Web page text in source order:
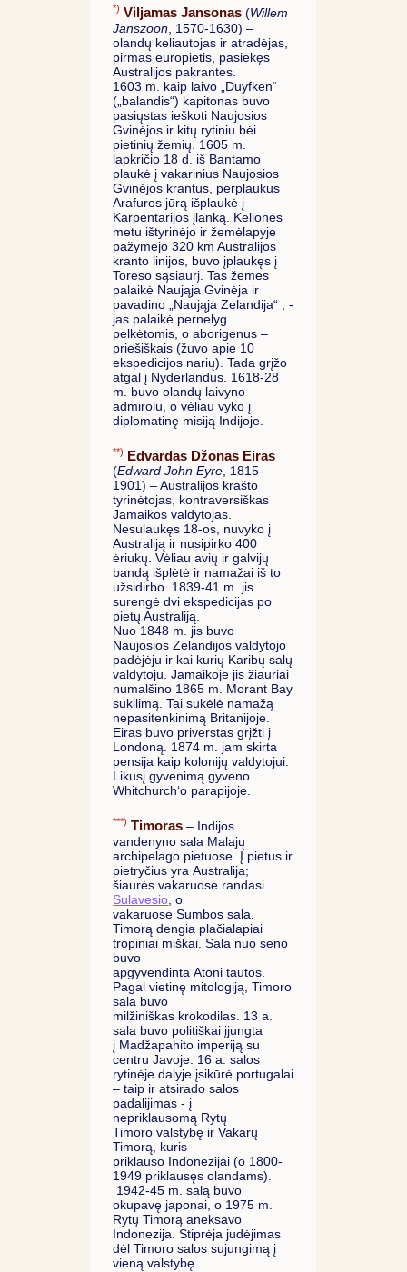
*) Viljamas Jansonas (Willem
Janszoon , 1570-1630) –
olandų keliautojas ir atradėjas,
pirmas europietis, pasiekęs
Australijos pakrantes.
1603 m. kaip laivo „Duyfken“
(„balandis“) kapitonas buvo
pasiųstas ieškoti Naujosios
Gvinėjos ir kitų rytiniu bėi
pietinių žemių. 1605 m.
lapkričio 18 d. iš Bantamo
plaukė į vakarinius Naujosios
Gvinėjos krantus, perplaukus
Arafuros jūrą išplaukė į
Karpentarijos įlanką. Kelionės
metu ištyrinėjo ir žemėlapyje
pažymėjo 320 km Australijos
kranto linijos, buvo įplaukęs į
Toreso sąsiaurį. Tas žemes
palaikė Naująja Gvinėja ir
pavadino „Naująja Zelandija“ , -
jas palaikė pernelyg
pelkėtomis, o aborigenus –
priešiškais (žuvo apie 10
ekspedicijos narių). Tada grįžo
atgal į Nyderlandus. 1618-28
m. buvo olandų laivyno
admirolu, o vėliau vyko į
diplomatinę misiją Indijoje.
**) Edvardas Džonas Eiras
(Edward John Eyre, 1815-
1901) – Australijos krašto
tyrinėtojas, kontraversiškas
Jamaikos valdytojas.
Nesulaukęs 18-os, nuvyko į
Australiją ir nusipirko 400
ėriukų. Vėliau avių ir galvijų
bandą išplėtė ir namažai iš to
užsidirbo. 1839-41 m. jis
surengė dvi ekspedicijas po
pietų Australiją.
Nuo 1848 m. jis buvo
Naujosios Zelandijos valdytojo
padėjėju ir kai kurių Karibų salų
valdytoju. Jamaikoje jis žiauriai
numalšino 1865 m. Morant Bay
sukilimą. Tai sukėlė namažą
nepasitenkinimą Britanijoje.
Eiras buvo priverstas grįžti į
Londoną. 1874 m. jam skirta
pensija kaip kolonijų valdytojui.
Likusį gyvenimą gyveno
Whitchurch‘o parapijoje.
***) Timoras – Indijos
vandenyno sala Malajų
archipelago pietuose. Į pietus ir
pietryčius yra Australija;
šiaurės vakaruose randasi
Sulavesio , o
vakaruose Sumbos sala.
Timorą dengia plačialapiai
tropiniai miškai. Sala nuo seno
buvo
apgyvendinta Atoni tautos.
Pagal vietinę mitologiją, Timoro
sala buvo
milžiniškas krokodilas. 13 a.
sala buvo politiškai įjungta
į Madžapahito imperiją su
centru Javoje. 16 a. salos
rytinėje dalyje įsikūrė portugalai
– taip ir atsirado salos
padalijimas - į
nepriklausomą Rytų
Timoro valstybę ir Vakarų
Timorą, kuris
priklauso Indonezijai (o 1800-
1949 priklausęs olandams).
1942-45 m. salą buvo
okupavę japonai, o 1975 m.
Rytų Timorą aneksavo
Indonezija. Stiprėja judėjimas
dėl Timoro salos sujungimą į
vieną valstybę.